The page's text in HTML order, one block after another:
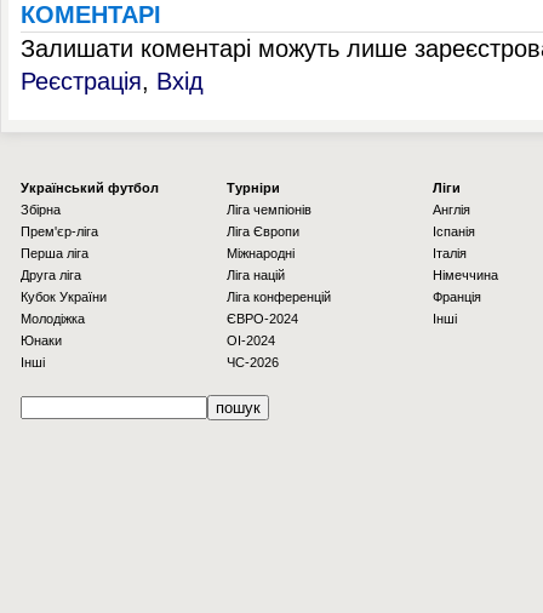
КОМЕНТАРІ
Залишати коментарі можуть лише
Реєстрація, Вхід
Українcький футбол
Збірна
Прем'єр-ліга
Перша ліга
Друга ліга
Кубок України
Молодіжка
Юнаки
Інші
Турніри
Ліга чемпіонів
Ліга Європи
Міжнародні
Ліга націй
Ліга конференцій
ЄВРО-2024
OI-2024
ЧС-2026
Ліги
Англія
Іспанія
Італія
Німеччина
Франція
Інші